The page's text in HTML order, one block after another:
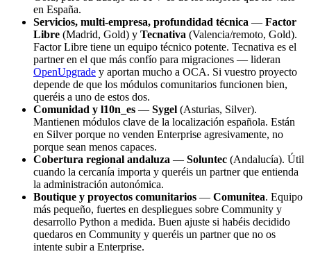
en España.
Servicios, multi-empresa, profundidad técnica — Factor
Libre (Madrid, Gold) y Tecnativa (Valencia/remoto, Gold).
Factor Libre tiene un equipo técnico potente. Tecnativa es el
partner en el que más confío para migraciones — lideran
OpenUpgrade y aportan mucho a OCA. Si vuestro proyecto
depende de que los módulos comunitarios funcionen bien,
queréis a uno de estos dos.
Comunidad y l10n_es — Sygel (Asturias, Silver).
Mantienen módulos clave de la localización española. Están
en Silver porque no venden Enterprise agresivamente, no
porque sean menos capaces.
Cobertura regional andaluza — Soluntec (Andalucía). Útil
cuando la cercanía importa y queréis un partner que entienda
la administración autonómica.
Boutique y proyectos comunitarios — Comunitea. Equipo
más pequeño, fuertes en despliegues sobre Community y
desarrollo Python a medida. Buen ajuste si habéis decidido
quedaros en Community y queréis un partner que no os
intente subir a Enterprise.